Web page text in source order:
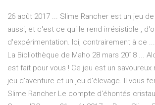
26 août 2017 ... Slime Rancher est un jeu
aussi, et c'est ce qui le rend irrésistible ,
d'expérimentation. Ici, contrairement à ce
La Bibliothèque de Maho 28 mars 2018 ...
est fait pour vous ! Ce jeu est un savoureux
jeu d'aventure et un jeu d'élevage. Il vous
Slime Rancher Le compte d'éhontés